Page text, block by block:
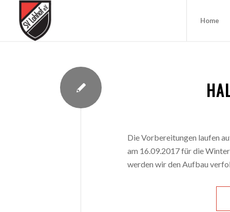
Home
Die Vorbereitungen laufen
am 16.09.2017 für die
werden wir den Aufbau